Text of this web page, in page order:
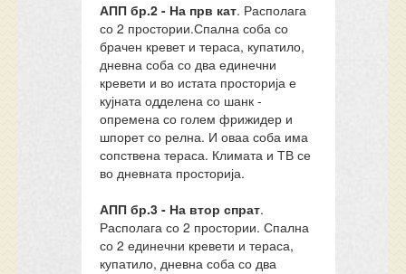
АПП бр.2 - На прв кат. Располага
со 2 простории.Спална соба со
брачен кревет и тераса, купатило,
дневна соба со два единечни
кревети и во истата просторија е
кујната одделена со шанк -
опремена со голем фрижидер и
шпорет со релна. И оваа соба има
сопствена тераса. Климата и ТВ се
во дневната просторија.
АПП бр.3 - На втор спрат.
Располага со 2 простории. Спална
со 2 единечни кревети и тераса,
купатило, дневна соба со два